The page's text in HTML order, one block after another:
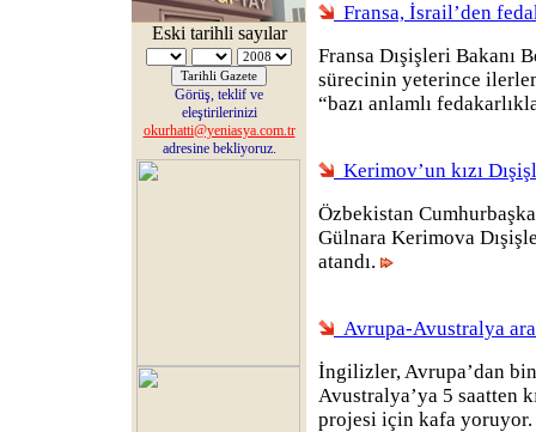
Eski tarihli sayılar
Görüş, teklif ve
eleştirilerinizi
okurhatti@yeniasya.com.tr
adresine bekliyoruz.
Fransa, İsrail’den
Fransa Dışişleri Bakanı
sürecinin yeterince
“bazı anlamlı
Kerimov’un kızı
Özbekistan
Gülnara Kerimova
atandı.
Avrupa-Avustralya
İngilizler, Avrupa’dan
Avustralya’ya 5 saatten
projesi için kafa yoruyor.